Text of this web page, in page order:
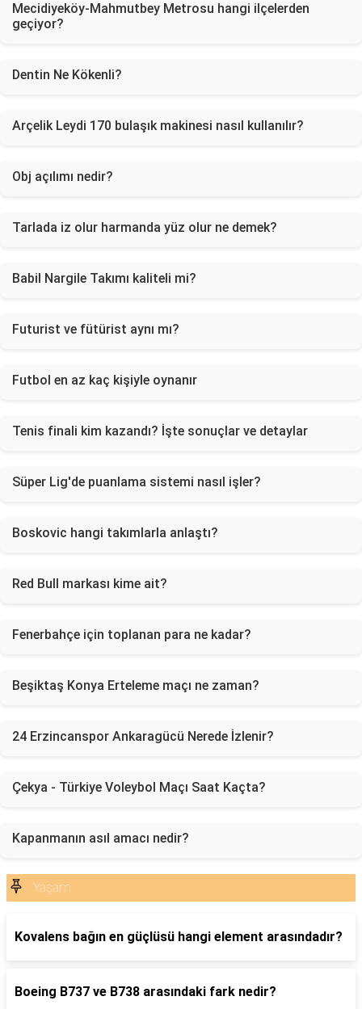
Mecidiyeköy-Mahmutbey Metrosu hangi ilçelerden
geçiyor?
Dentin Ne Kökenli?
Arçelik Leydi 170 bulaşık makinesi nasıl kullanılır?
Obj açılımı nedir?
Tarlada iz olur harmanda yüz olur ne demek?
Babil Nargile Takımı kaliteli mi?
Futurist ve fütürist aynı mı?
Futbol en az kaç kişiyle oynanır
Tenis finali kim kazandı? İşte sonuçlar ve detaylar
Süper Lig'de puanlama sistemi nasıl işler?
Boskovic hangi takımlarla anlaştı?
Red Bull markası kime ait?
Fenerbahçe için toplanan para ne kadar?
Beşiktaş Konya Erteleme maçı ne zaman?
24 Erzincanspor Ankaragücü Nerede İzlenir?
Çekya - Türkiye Voleybol Maçı Saat Kaçta?
Kapanmanın asıl amacı nedir?
Yaşam
Kovalens bağın en güçlüsü hangi element arasındadır?
Boeing B737 ve B738 arasındaki fark nedir?